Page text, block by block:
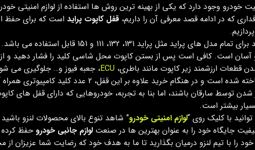
خودرو وجود دارد که یکی از بهینه ترین روش ها استفاده از لوازم امنیتی
که در ادامه قصد معرفی آن را داریم، قفل کاپوت پراید است که برای حفظ
پراید مثل پراید 131، 132، 111 و 151 قابل استفاده می باشد.
آسان است. کافی است پس از بستن کاپوت محل شاسی کلید را فشار دهید و
قطعات ارزشمند زیر کاپوت مانند باطری، ECU، جعبه فیوز و… جلوگیری می
بر این قفل، 2 عدد کلید کامپیوتری همراه آن در اختیار مشتری قرار می گیرد.
توسط سارقان باشند، اما بنا به تجربه، خودروهایی که دارای قفل های
بیشتر است.
با کلیک روی “لوازم امنیتی خودرو” شاهد تنوع بالای محصولات لنزو
جایگاه خود را به عنوان بهترین ها در صنعت لوازم جانبی خودرو حفظ
را با تیم لنزو درمیان بگذارید تا ما به هدف خود که رضایت شما عزیزان